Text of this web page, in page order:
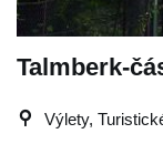
Talmberk-
Výlety,